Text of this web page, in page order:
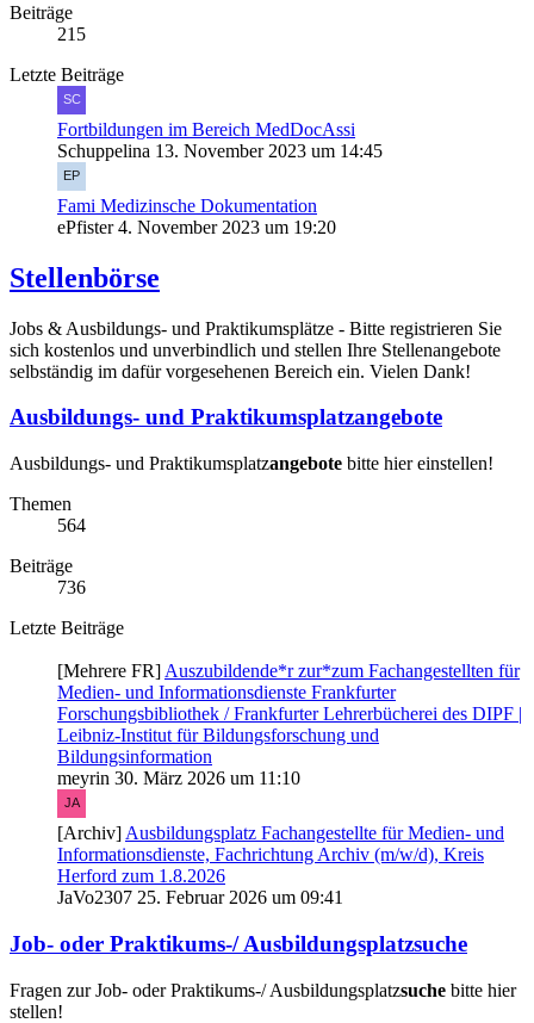
Beiträge
215
Letzte Beiträge
Fortbildungen im Bereich MedDocAssi
Schuppelina 13. November 2023 um 14:45
Fami Medizinsche Dokumentation
ePfister4. November 2023 um 19:20
Stellenbörse
Jobs & Ausbildungs- und Praktikumsplätze - Bitte registrieren Sie
sich kostenlos und unverbindlich und stellen Ihre Stellenangebote
selbständig im dafür vorgesehenen Bereich ein. Vielen Dank!
Ausbildungs- und Praktikumsplatzangebote
Ausbildungs- und Praktikumsplatzangebote bitte hier einstellen!
Themen
564
Beiträge
736
Letzte Beiträge
[Mehrere FR] Auszubildende*r zur*zum Fachangestellten für
Medien- und Informationsdienste Frankfurter
Forschungsbibliothek / Frankfurter Lehrerbücherei des DIPF |
Leibniz-Institut für Bildungsforschung und
Bildungsinformation
meyrin 30. März 2026 um 11:10
[Archiv] Ausbildungsplatz Fachangestellte für Medien- und
Informationsdienste, Fachrichtung Archiv (m/w/d), Kreis
Herford zum 1.8.2026
JaVo2307 25. Februar 2026 um 09:41
Job- oder Praktikums-/ Ausbildungsplatzsuche
Fragen zur Job- oder Praktikums-/ Ausbildungsplatzsuche bitte hier
stellen!